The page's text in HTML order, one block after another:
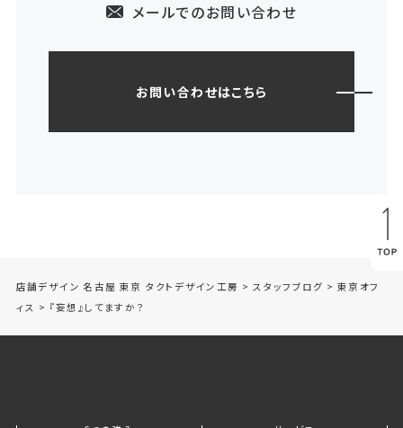
メールでのお問い合わせ
お問い合わせはこちら
店舗デザイン 名古屋 東京 タクトデザイン工房 > スタッフブログ > 東京オフ
ィス > 『妄想』してますか？